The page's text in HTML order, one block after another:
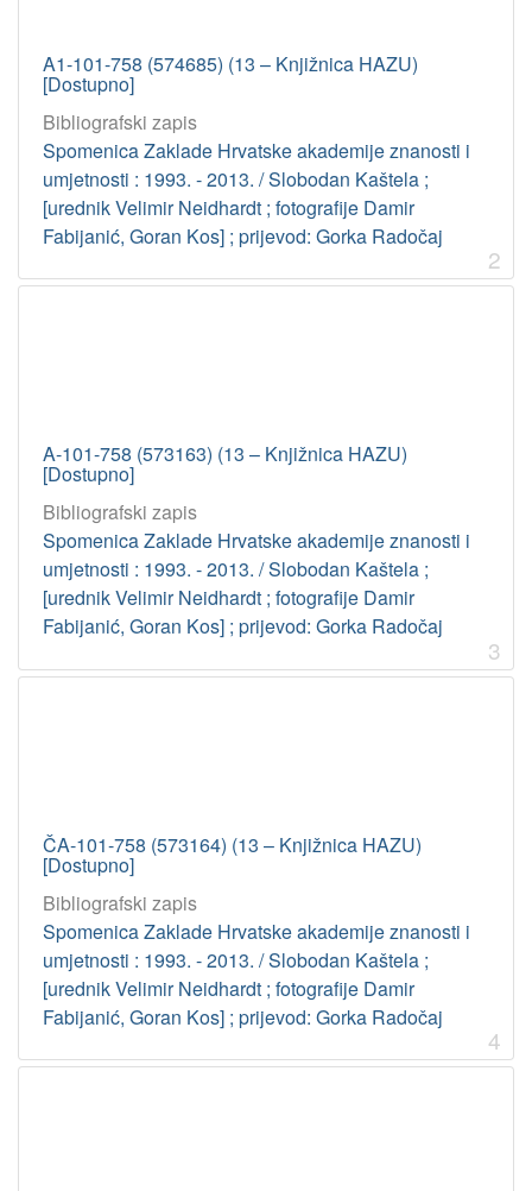
A1-101-758 (574685) (13 – Knjižnica HAZU)
[Dostupno]
Bibliografski zapis
Spomenica Zaklade Hrvatske akademije znanosti i
umjetnosti : 1993. - 2013. / Slobodan Kaštela ;
[urednik Velimir Neidhardt ; fotografije Damir
Fabijanić, Goran Kos] ; prijevod: Gorka Radočaj
2
A-101-758 (573163) (13 – Knjižnica HAZU)
[Dostupno]
Bibliografski zapis
Spomenica Zaklade Hrvatske akademije znanosti i
umjetnosti : 1993. - 2013. / Slobodan Kaštela ;
[urednik Velimir Neidhardt ; fotografije Damir
Fabijanić, Goran Kos] ; prijevod: Gorka Radočaj
3
ČA-101-758 (573164) (13 – Knjižnica HAZU)
[Dostupno]
Bibliografski zapis
Spomenica Zaklade Hrvatske akademije znanosti i
umjetnosti : 1993. - 2013. / Slobodan Kaštela ;
[urednik Velimir Neidhardt ; fotografije Damir
Fabijanić, Goran Kos] ; prijevod: Gorka Radočaj
4